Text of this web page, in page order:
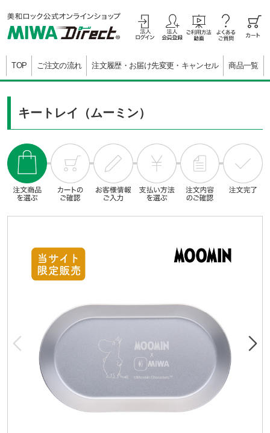
TOP ご注文の流れ 注文履歴・お届け先変更・キャンセル 商品一覧
キートレイ（ムーミン）